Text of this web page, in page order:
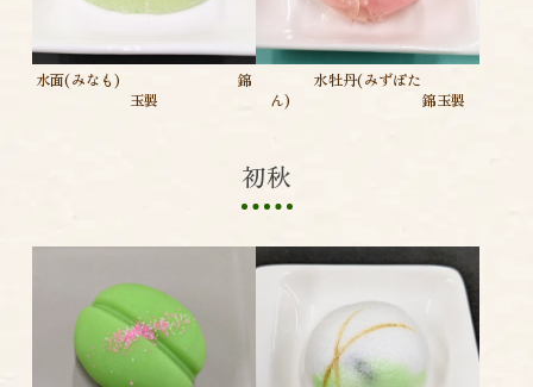
水面(みなも) 錦
玉製
水牡丹(みずぼた
ん) 錦玉製
初秋